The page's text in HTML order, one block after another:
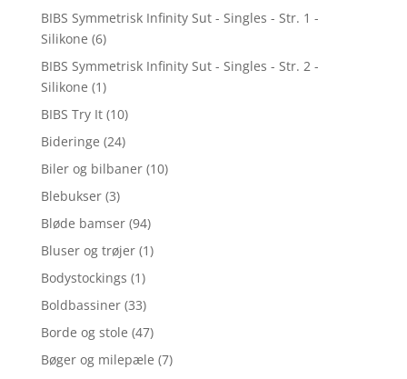
BIBS Symmetrisk Infinity Sut - Singles - Str. 1 -
Silikone (6)
BIBS Symmetrisk Infinity Sut - Singles - Str. 2 -
Silikone (1)
BIBS Try It (10)
Bideringe (24)
Biler og bilbaner (10)
Blebukser (3)
Bløde bamser (94)
Bluser og trøjer (1)
Bodystockings (1)
Boldbassiner (33)
Borde og stole (47)
Bøger og milepæle (7)